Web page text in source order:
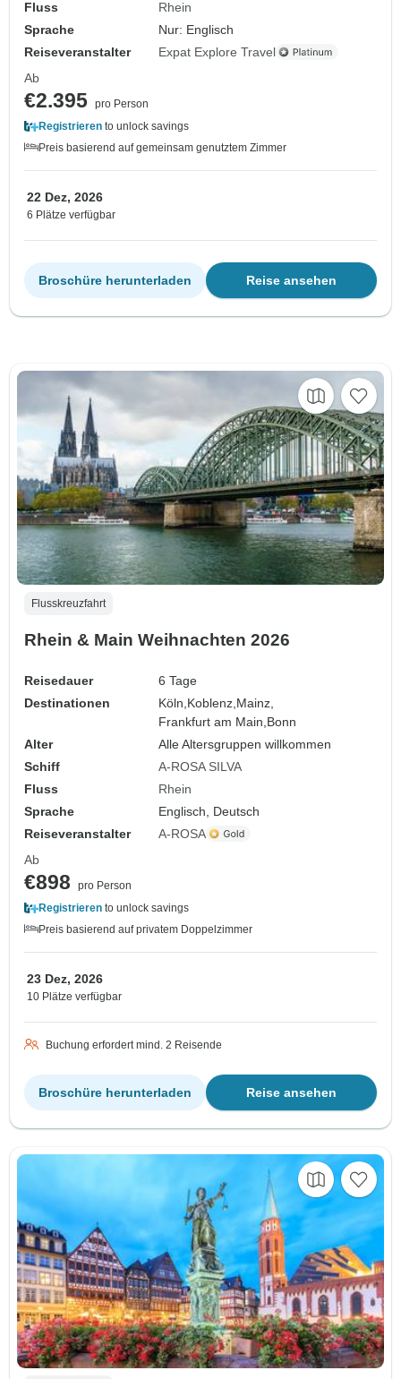
Fluss
Rhein
Sprache
Nur: Englisch
Reiseveranstalter
Expat Explore Travel
Ab
€2.395 pro Person
Registrieren to unlock savings
Preis basierend auf gemeinsam genutztem Zimmer
22 Dez, 2026
6 Plätze verfügbar
Reise ansehen
Broschüre herunterladen
Flusskreuzfahrt
Rhein & Main Weihnachten 2026
Reisedauer
6 Tage
Destinationen
Köln, Koblenz, Mainz,
Frankfurt am Main, Bonn
Alter
Alle Altersgruppen willkommen
Schiff
A-ROSA SILVA
Fluss
Rhein
Sprache
Englisch, Deutsch
Reiseveranstalter
A-ROSA
Ab
€898
pro Person
Registrieren to unlock savings
Preis basierend auf privatem Doppelzimmer
23 Dez, 2026
10 Plätze verfügbar
Buchung erfordert mind. 2 Reisende
Reise ansehen
Broschüre herunterladen